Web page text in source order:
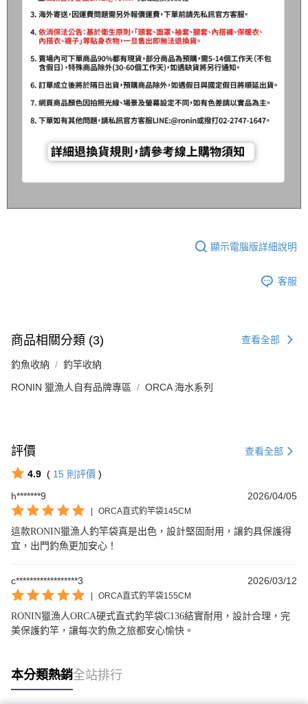
顯示電腦版詳細說明
客服
商品相關分類 (3) 查看全部
釣魚收納 釣竿收納
RONIN 獵漁人自有品牌專區 ORCA 海水系列
評價 查看全部
4.9 ( 15 則評價 )
h*******9
2026/04/05
ORCA直式釣竿袋145CM
這款RONIN獵漁人釣竿袋真是出色，設計堅固耐用，讓釣具保護得
宜，出門釣魚更加安心！
c******************3 2026/03/12
ORCA直式釣竿袋155CM
RONIN獵漁人ORCA硬式直式釣竿袋C136結實耐用，設計合理，完
美保護釣竿，讓每次釣魚之旅都安心愉快。
本分類熱銷全站排行